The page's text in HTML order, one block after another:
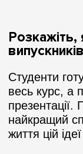
Розкажіть,
Студенти
весь курс, а
презентації.
найкращий
життя цій